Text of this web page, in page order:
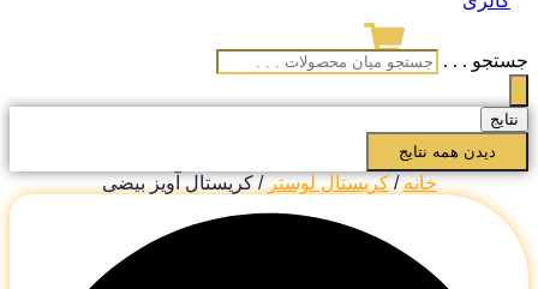
. . .
دیدن همه نتایج
خانه/کریستال لوستر/ کریستال آویز بیضی